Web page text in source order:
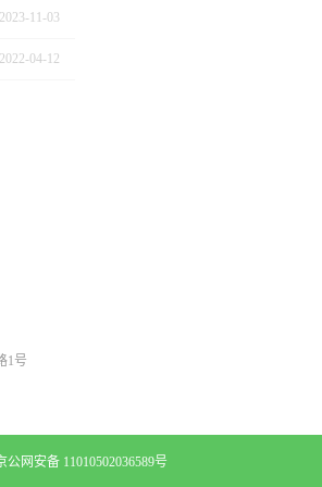
2023-11 -03
2022-04-12
1号
公网安备 11010502036589号